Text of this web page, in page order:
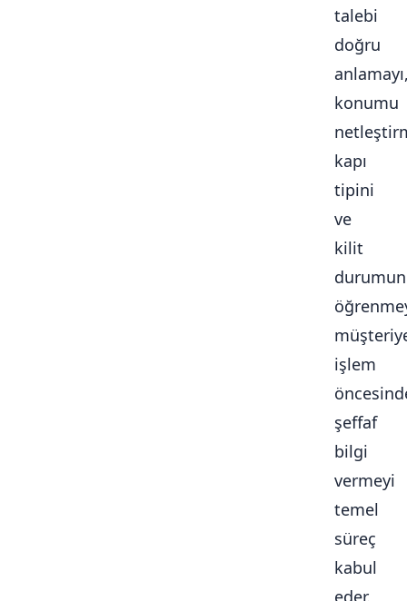
talebi
doğru
konumu
kapı
tipini
ve
kilit
işlem
şeffaf
bilgi
vermeyi
temel
süreç
kabul
eder.